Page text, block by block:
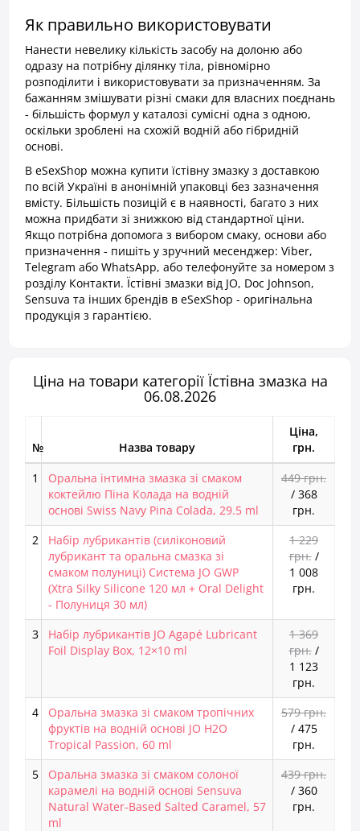
Як правильно використовувати
Нанести невелику кількість засобу на долоню або
одразу на потрібну ділянку тіла, рівномірно
розподілити і використовувати за призначенням. За
бажанням змішувати різні смаки для власних поєднань
- більшість формул у каталозі сумісні одна з одною,
оскільки зроблені на схожій водній або гібридній
основі.
В eSexShop можна купити їстівну змазку з доставкою
по всій Україні в анонімній упаковці без зазначення
вмісту. Більшість позицій є в наявності, багато з них
можна придбати зі знижкою від стандартної ціни.
Якщо потрібна допомога з вибором смаку, основи або
призначення - пишіть у зручний месенджер: Viber,
Telegram або WhatsApp, або телефонуйте за номером з
розділу Контакти. Їстівні змазки від JO, Doc Johnson,
Sensuva та інших брендів в eSexShop - оригінальна
продукція з гарантією.
Ціна на товари категорії Їстівна змазка на
06.08.2026
№ Назва товару
Ціна,
грн.
1
Оральна інтимна змазка зі смаком
коктейлю Піна Колада на водній
основі Swiss Navy Pina Colada, 29.5 ml
449 грн.
/ 368
грн.
2
Набір лубрикантів (силіконовий
лубрикант та оральна смазка зі
смаком полуниці) Система JO GWP
(Xtra Silky Silicone 120 мл + Oral Delight
- Полуниця 30 мл)
1 229
грн./
1 008
грн.
3
Набір лубрикантів JO Agapé Lubricant
Foil Display Box, 12×10 ml
1 369
грн./
1 123
грн.
4
Оральна змазка зі смаком тропічних
фруктів на водній основі JO H2O
Tropical Passion, 60 ml
579 грн.
/ 475
грн.
5
Оральна змазка зі смаком солоної
карамелі на водній основі Sensuva
Natural Water-Based Salted Caramel, 57
ml
439 грн.
/ 360
грн.